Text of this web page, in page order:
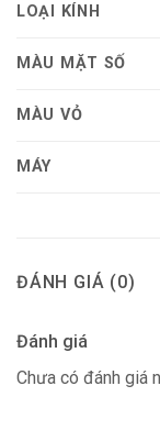
LOẠI KÍNH
MÀU MẶT SỐ
MÀU VỎ
MÁY
ĐÁNH GIÁ (0)
Đánh giá
Chưa có đánh giá